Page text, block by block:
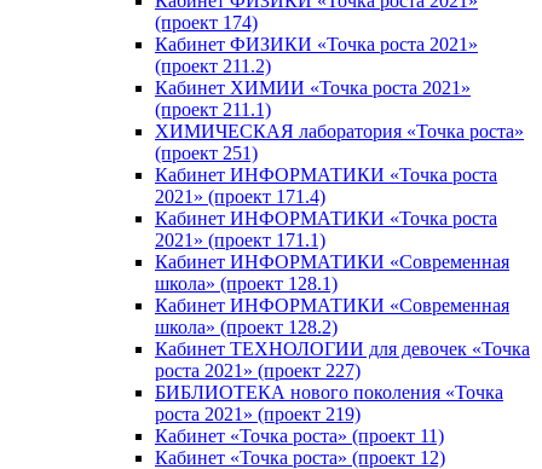
(проект 174)
Кабинет ФИЗИКИ «Точка роста 2021»
(проект 211.2)
Кабинет ХИМИИ «Точка роста 2021»
(проект 211.1)
ХИМИЧЕСКАЯ лаборатория «Точка роста»
(проект 251)
Кабинет ИНФОРМАТИКИ «Точка роста
2021» (проект 171.4)
Кабинет ИНФОРМАТИКИ «Точка роста
2021» (проект 171.1)
Кабинет ИНФОРМАТИКИ «Современная
школа» (проект 128.1)
Кабинет ИНФОРМАТИКИ «Современная
школа» (проект 128.2)
Кабинет ТЕХНОЛОГИИ для девочек «Точка
роста 2021» (проект 227)
БИБЛИОТЕКА нового поколения «Точка
роста 2021» (проект 219)
Кабинет «Точка роста» (проект 11)
Кабинет «Точка роста» (проект 12)